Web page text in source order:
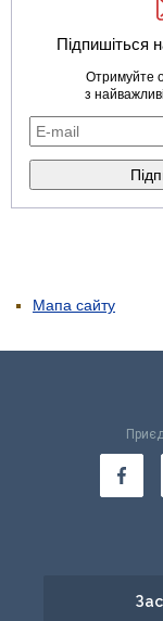
Підпишіться
Отримуйте
з
Мапа сайту